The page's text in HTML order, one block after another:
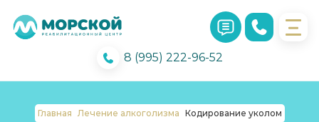
8 (995) 222-96-52
Главная Лечение алкоголизма Кодирование уколом